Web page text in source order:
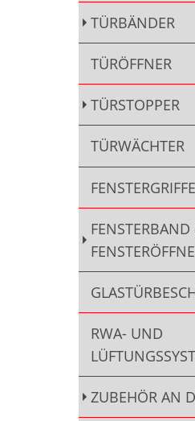
TÜRBÄNDER
TÜRÖFFNER
TÜRSTOPPER
TÜRWÄCHTER
FENSTERGRIFFE
FENSTERBAND
RWA- UND
ZUBEHÖR AN